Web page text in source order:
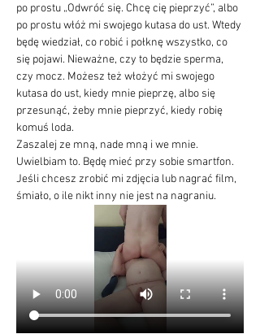
po prostu „Odwróć się. Chcę cię pieprzyć”, albo
po prostu włóż mi swojego kutasa do ust. Wtedy
będę wiedział, co robić i połknę wszystko, co
się pojawi. Nieważne, czy to będzie sperma,
czy mocz. Możesz też włożyć mi swojego
kutasa do ust, kiedy mnie pieprzę, albo się
przesunąć, żeby mnie pieprzyć, kiedy robię
komuś loda.
Zaszalej ze mną, nade mną i we mnie.
Uwielbiam to. Będę mieć przy sobie smartfon.
Jeśli chcesz zrobić mi zdjęcia lub nagrać film,
śmiało, o ile nikt inny nie jest na nagraniu.